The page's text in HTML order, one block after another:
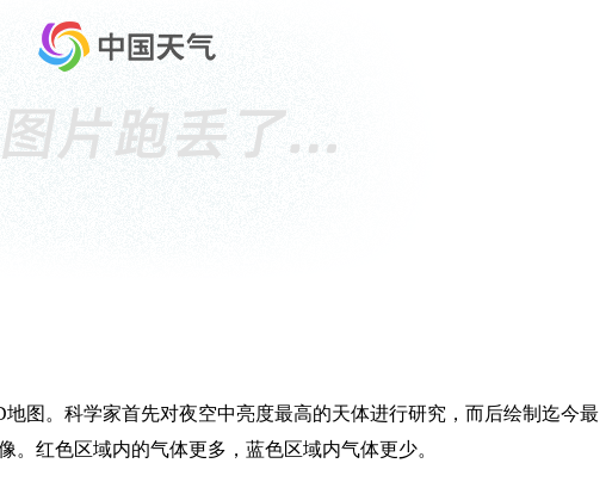
图。科学家首先对夜空中亮度最高的天体进行研究，而后绘制迄今最
。红色区域内的气体更多，蓝色区域内气体更少。